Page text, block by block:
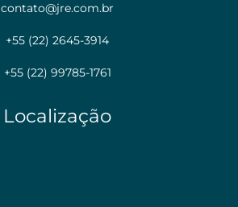
contato@jre.com.br
+55 (22) 2645-3914
+55 (22) 99785-1761
Localização